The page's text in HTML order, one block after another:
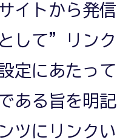
イトから発
して”リン
定にあたっ
ある旨を明
ツにリンク